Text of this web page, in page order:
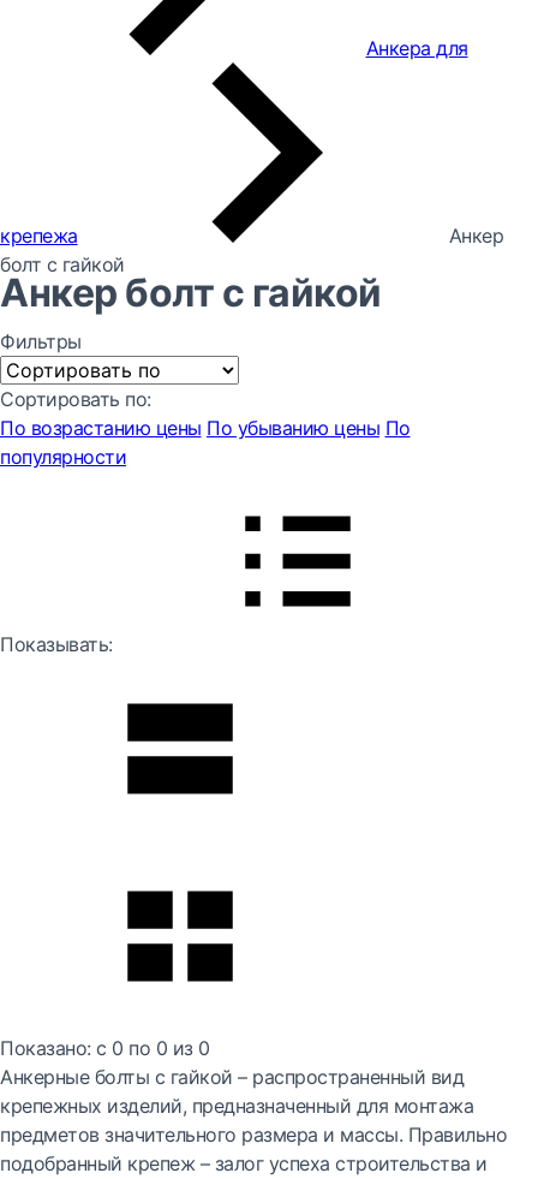
Анкера для
крепежа
Анкер
болт с гайкой
Анкер болт с гайкой
Фильтры
Сортировать по:
По возрастанию цены По убыванию цены По
популярности
Показывать:
Показано: с 0 по 0 из 0
Анкерные болты с гайкой – распространенный вид
крепежных изделий, предназначенный для монтажа
предметов значительного размера и массы. Правильно
подобранный крепеж – залог успеха строительства и